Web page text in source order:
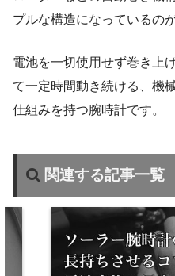
プルな構造になっているの
電池を一切使用せず巻き上
て一定時間動き続ける、機
仕組みを持つ腕時計です。
関連する記事一覧